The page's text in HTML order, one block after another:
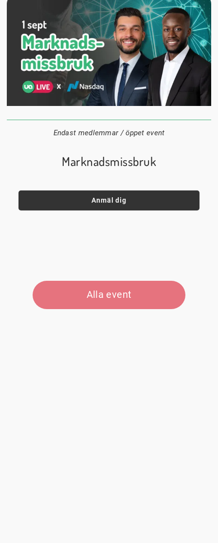
1 september
18:00
Digitalt
Endast medlemmar / öppet event
Marknadsmissbruk
Anmäl dig
Alla event